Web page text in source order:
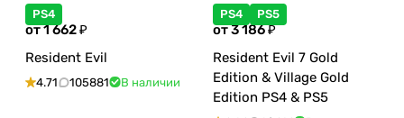
PS4
от 1 662 ₽
Resident Evil
4.71 105881 В наличии
PS4 PS5
от 3 186 ₽
Resident Evil 7 Gold
Edition & Village Gold
Edition PS4 & PS5